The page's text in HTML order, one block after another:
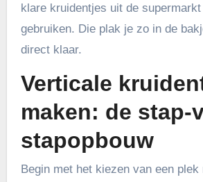
klare kruidentjes uit de
gebruiken. Die plak je zo in de
direct klaar.
Verticale
maken: de stap-
stapopbouw
Begin met het kiezen van een plek